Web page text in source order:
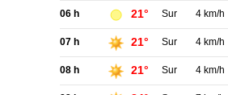
06 h 21° Sur 4 km/h
07 h 21° Sur 4 km/h
08 h 21° Sur 4 km/h